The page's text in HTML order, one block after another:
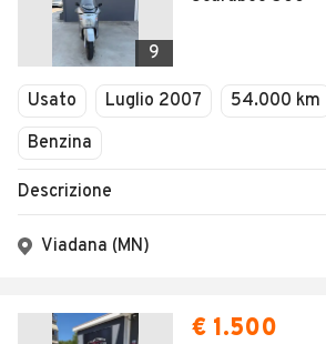
9
Usato Luglio 2007 54.000 km
Benzina
Descrizione
Viadana (MN)
€ 1.500